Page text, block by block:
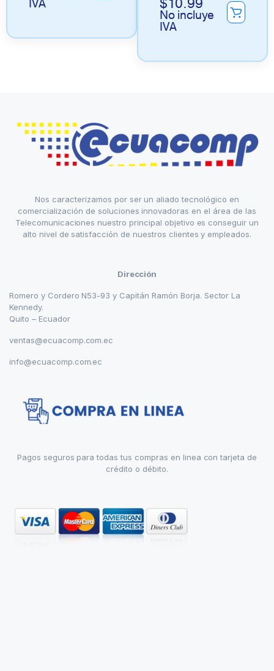
IVA
No incluye
IVA
Nos caracterizamos por ser un aliado tecnológico en
comercialización de soluciones innovadoras en el área de las
Telecomunicaciones nuestro principal objetivo es conseguir un
alto nivel de satisfacción de nuestros clientes y empleados.
Dirección
Romero y Cordero N53-93 y Capitán Ramón Borja. Sector La
Kennedy.
Quito – Ecuador
ventas@ecuacomp.com.ec
info@ecuacomp.com.ec
Pagos seguros para todas tus compras en linea con tarjeta de
crédito o débito.